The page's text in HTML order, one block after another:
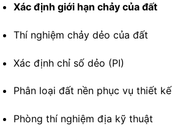
Xác định giới hạn chảy của đất
Thí nghiệm chảy dẻo của đất
Xác định chỉ số dẻo (PI)
Phân loại đất nền phục vụ thiết kế
Phòng thí nghiệm địa kỹ thuật